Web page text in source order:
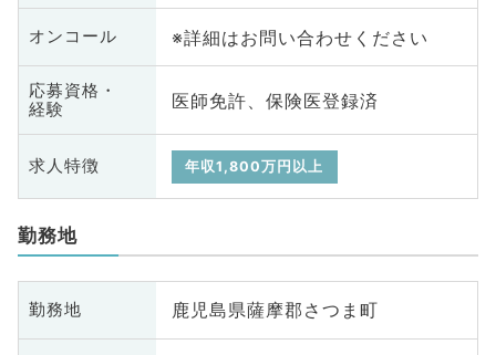
オンコール ※詳細はお問い合わせください
応募資格・
経験
医師免許、保険医登録済
求人特徴 年収1,800万円以上
勤務地
勤務地 鹿児島県薩摩郡さつま町